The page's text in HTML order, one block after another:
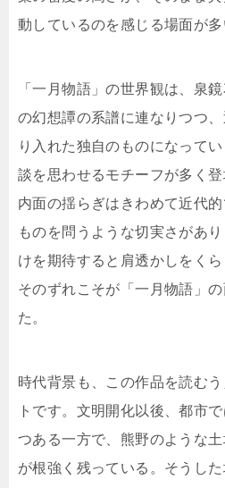
動しているのを感じる場面が多
「一月物語」の世界観は、泉
の幻想譚の系譜に連なりつつ
り入れた独自のものになって
談を思わせるモチーフが多く
内面の揺らぎはきわめて近代
ものを問うような切実さがあ
けを期待すると肩透かしをくら
そのずれこそが「一月物語」
た。
時代背景も、この作品を読む
トです。文明開化以後、都市
つある一方で、熊野のような
が根強く残っている。そうし